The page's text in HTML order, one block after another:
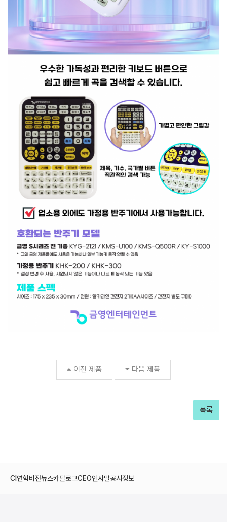
이전 제품 다음 제품
목록
CI 연혁비전뉴스카탈로그CEO인사말공시정보